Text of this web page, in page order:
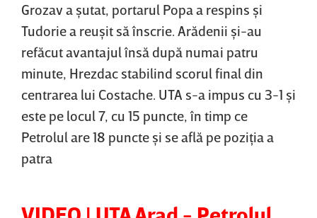
Grozav a şutat, portarul Popa a respins şi
Tudorie a reuşit să înscrie. Arădenii şi-au
refăcut avantajul însă după numai patru
minute, Hrezdac stabilind scorul final din
centrarea lui Costache. UTA s-a impus cu 3-1 şi
este pe locul 7, cu 15 puncte, în timp ce
Petrolul are 18 puncte şi se află pe poziţia a
patra